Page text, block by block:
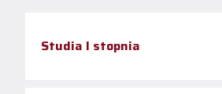
Studia I stopnia